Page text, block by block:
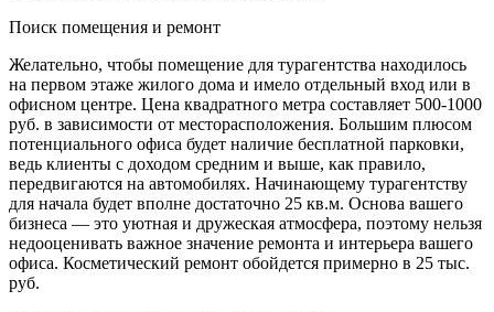
Поиск помещения и ремонт
Желательно, чтобы помещение для турагентства находилось
на первом этаже жилого дома и имело отдельный вход или в
офисном центре. Цена квадратного метра составляет 500-1000
руб. в зависимости от месторасположения. Большим плюсом
потенциального офиса будет наличие бесплатной парковки,
ведь клиенты с доходом средним и выше, как правило,
передвигаются на автомобилях. Начинающему турагентству
для начала будет вполне достаточно 25 кв.м. Основа вашего
бизнеса — это уютная и дружеская атмосфера, поэтому нельзя
недооценивать важное значение ремонта и интерьера вашего
офиса. Косметический ремонт обойдется примерно в 25 тыс.
руб.